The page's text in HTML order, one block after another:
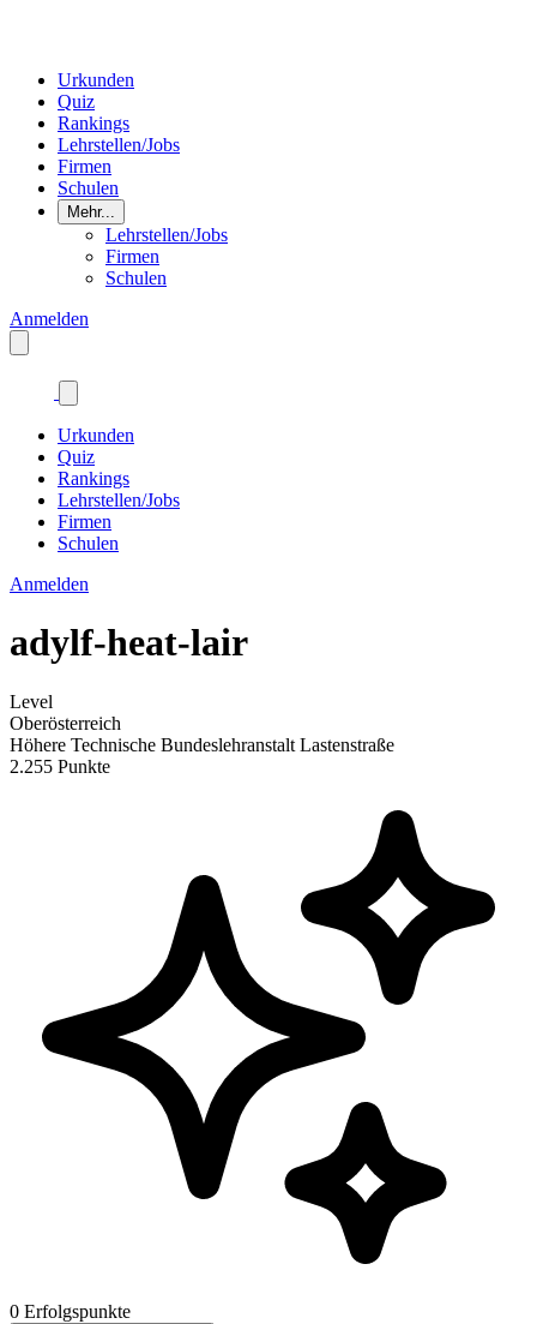
Urkunden
Quiz
Rankings
Lehrstellen/Jobs
Firmen
Schulen
Mehr...
Lehrstellen/Jobs
Firmen
Schulen
Anmelden
Urkunden
Quiz
Rankings
Lehrstellen/Jobs
Firmen
Schulen
Anmelden
adylf-heat-lair
Level
Oberösterreich
Höhere Technische Bundeslehranstalt Lastenstraße
2.255 Punkte
0 Erfolgspunkte